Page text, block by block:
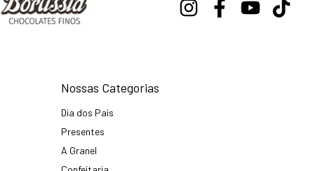
Nossas Categorias
Dia dos Pais
Presentes
A Granel